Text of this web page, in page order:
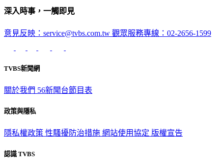
深入時事，一觸即見
意見反映：service@tvbs.com.tw 觀眾服務專線：02-2656-1599
TVBS新聞網
關於我們 56新聞台節目表
政策與隱私
隱私權政策 性騷擾防治措施 網站使用協定 版權宣告
認識 TVBS